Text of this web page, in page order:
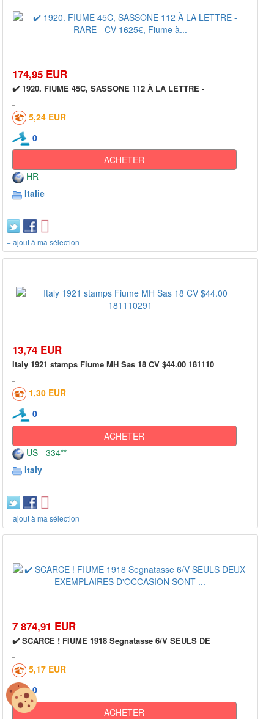
174,95 EUR
✔️ 1920. FIUME 45C, SASSONE 112 À LA LETTRE -
5,24 EUR
0
ACHETER
HR
Italie
+ ajout à ma sélection
13,74 EUR
Italy 1921 stamps Fiume MH Sas 18 CV $44.00 181110
1,30 EUR
0
ACHETER
US - 334**
Italy
+ ajout à ma sélection
7 874,91 EUR
✔️ SCARCE ! FIUME 1918 Segnatasse 6/V SEULS DE
5,17 EUR
0
ACHETER